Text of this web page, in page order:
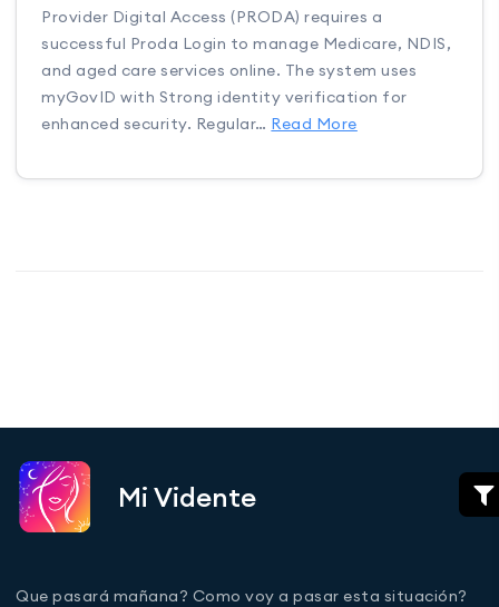
Provider Digital Access (PRODA) requires a
successful Proda Login to manage Medicare, NDIS,
and aged care services online. The system uses
myGovID with Strong identity verification for
enhanced security. Regular… Read More
Mi Vidente
Que pasará mañana? Como voy a pasar esta situación?